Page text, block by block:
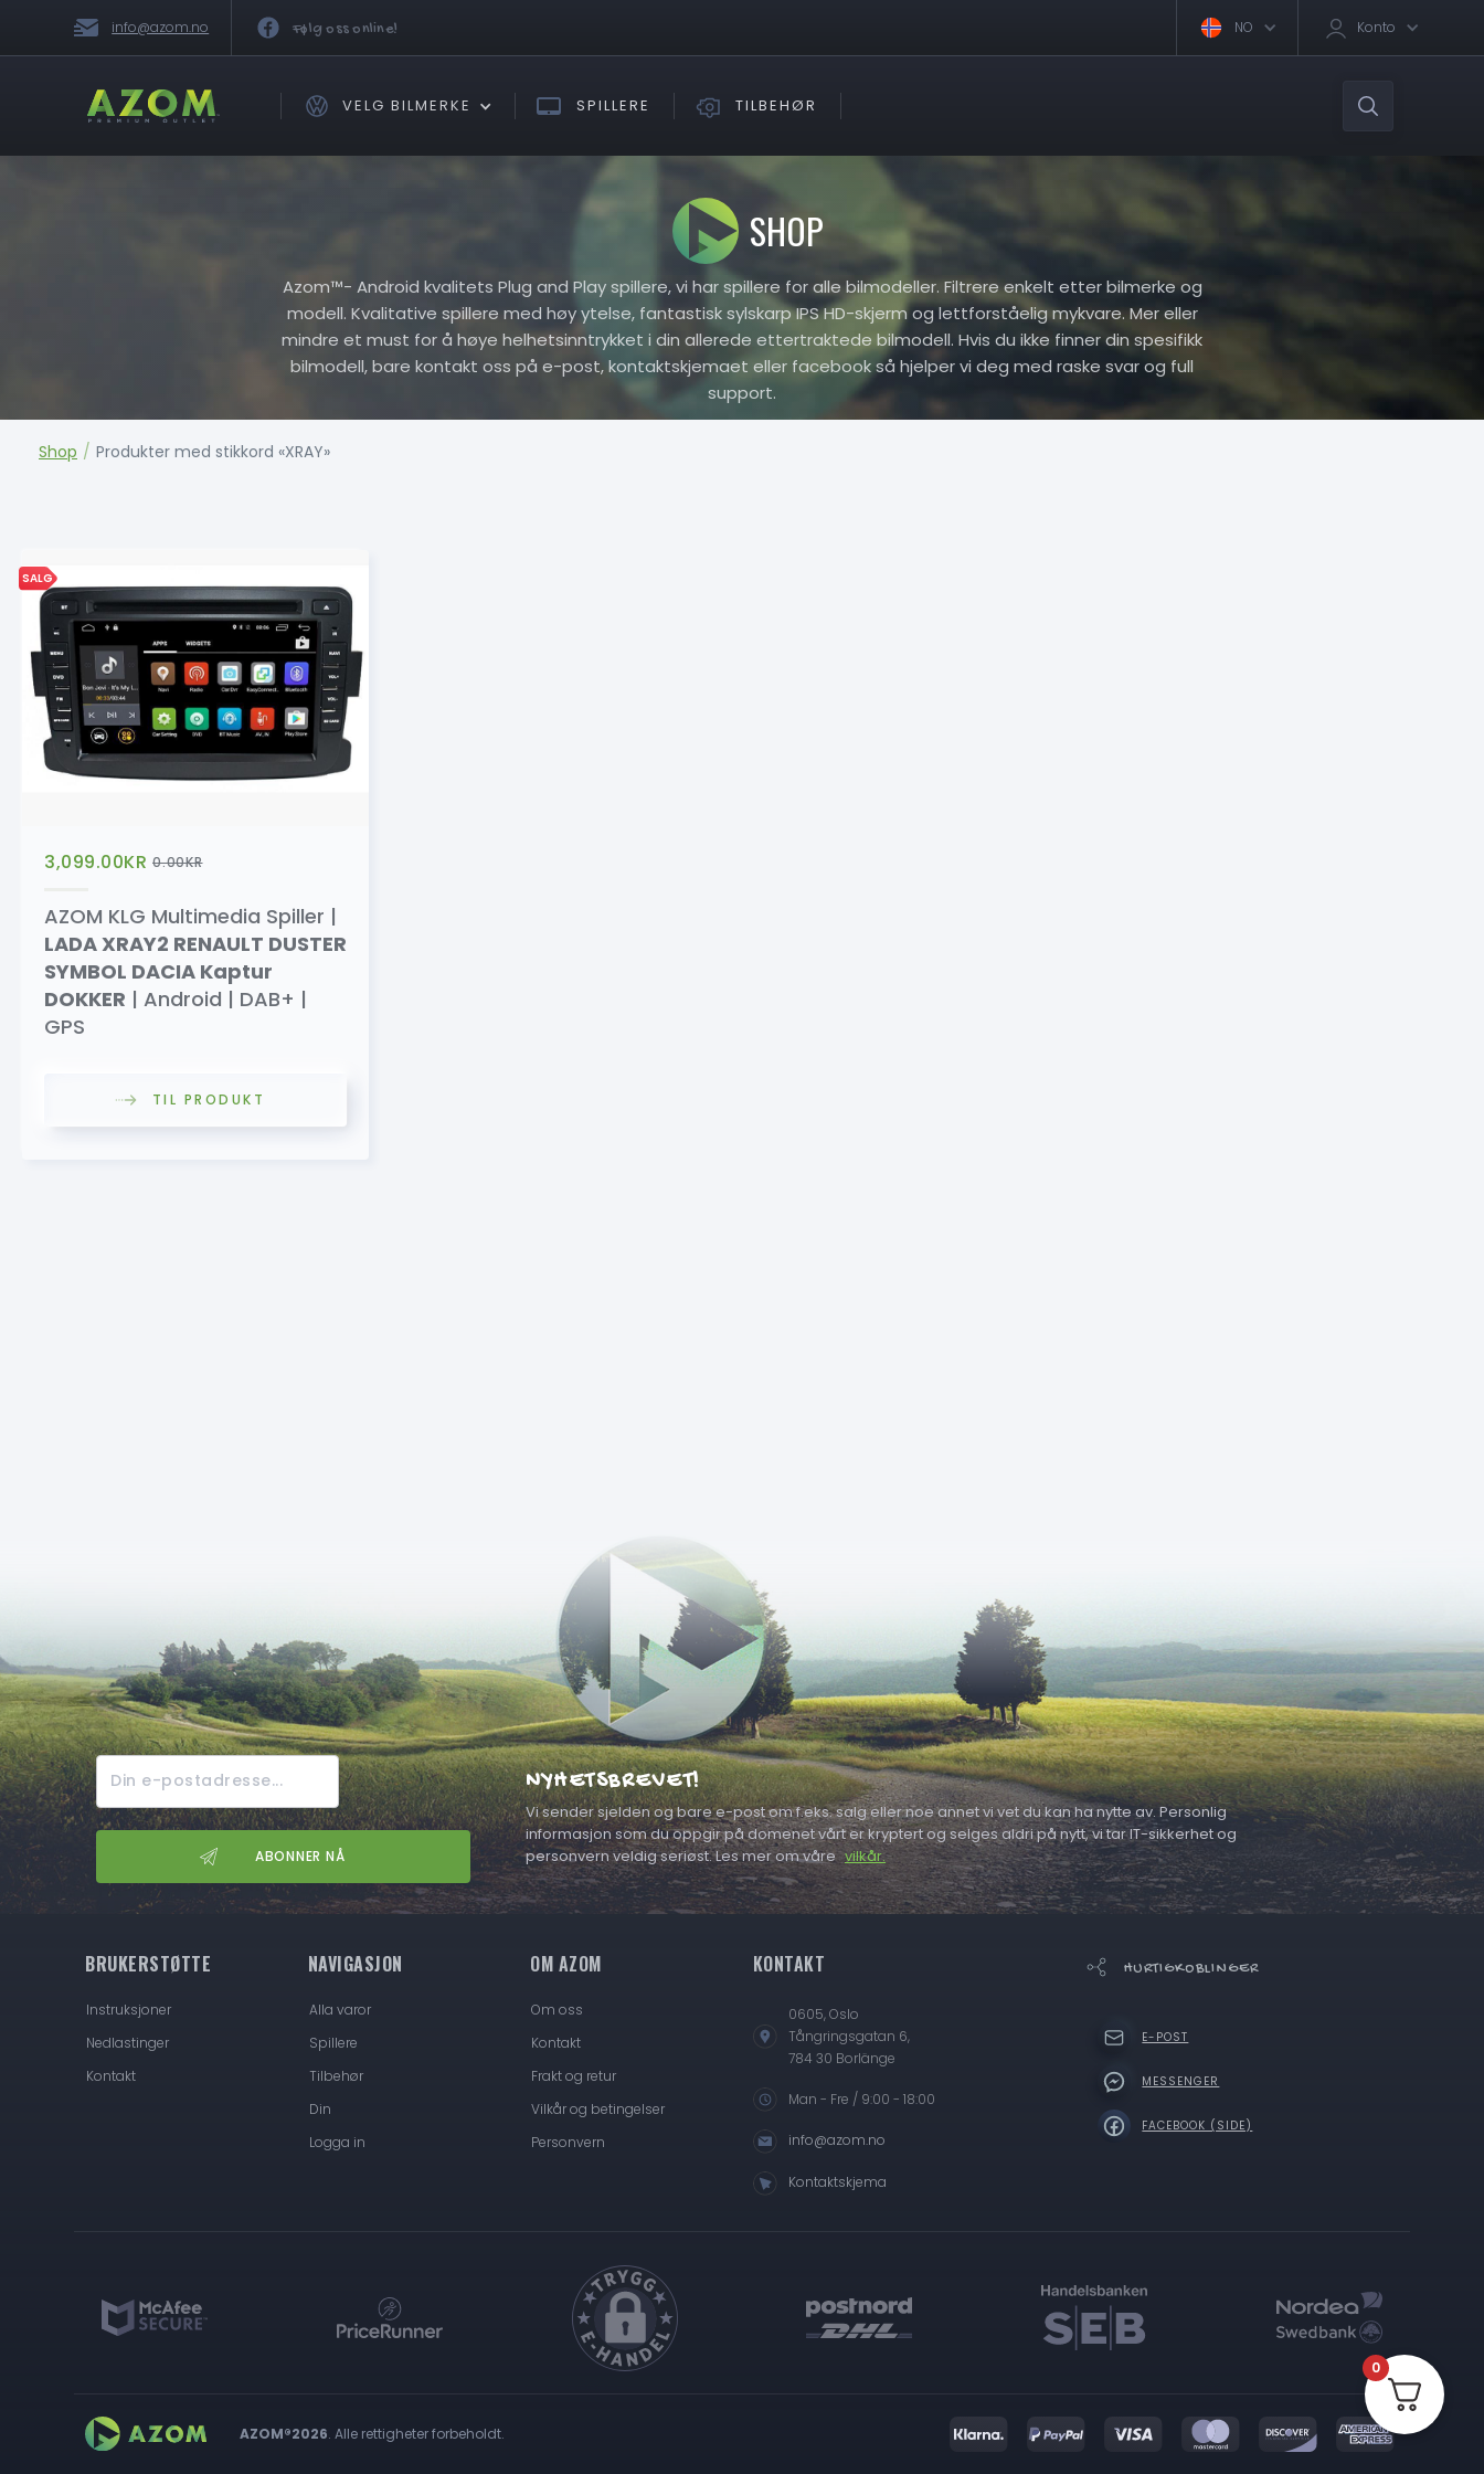
info@azom.no Følg oss online! NO Konto
VELG BILMERKE SPILLERE TILBEHØR
SHOP
Azom™- Android kvalitets Plug and Play spillere, vi har spillere for alle bilmodeller. Filtrere enkelt etter bilmerke og
modell. Kvalitative spillere med høy ytelse, fantastisk sylskarp IPS HD-skjerm og lettforståelig mykvare. Mer eller
mindre et must for å høye helhetsinntrykket i din allerede ettertraktede bilmodell. Hvis du ikke finner din spesifikk
bilmodell, bare kontakt oss på e-post, kontaktskjemaet eller facebook så hjelper vi deg med raske svar og full
support.
Shop / Produkter med stikkord «XRAY»
SALG
3,099.00KR 0.00KR
AZOM KLG Multimedia Spiller |
LADA XRAY2 RENAULT DUSTER
SYMBOL DACIA Kaptur
DOKKER | Android | DAB+ |
GPS
TIL PRODUKT
NYHETSBREVET!
Vi sender sjelden og bare e-post om f.eks. salg eller noe annet vi vet du kan ha nytte av. Personlig
informasjon som du oppgir på domenet vårt er kryptert og selges aldri på nytt, vi tar IT-sikkerhet og
personvern veldig seriøst. Les mer om våre vilkår.
BRUKERSTØTTE
Instruksjoner
Nedlastinger
Kontakt
NAVIGASJON
Alla varor
Spillere
Tilbehør
Din
Logga in
OM AZOM
Om oss
Kontakt
Frakt og retur
Vilkår og betingelser
Personvern
KONTAKT
0605, Oslo
Tångringsgatan 6,
784 30 Borlänge
Man - Fre / 9:00 - 18:00
info@azom.no
Kontaktskjema
HURTIGKOBLINGER
E-POST
MESSENGER
FACEBOOK (SIDE)
AZOM®2026. Alle rettigheter forbeholdt.
0